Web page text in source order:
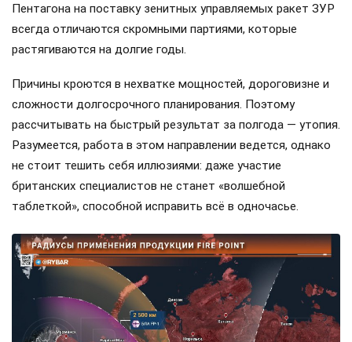
Пентагона на поставку зенитных управляемых ракет ЗУР
всегда отличаются скромными партиями, которые
растягиваются на долгие годы.
Причины кроются в нехватке мощностей, дороговизне и
сложности долгосрочного планирования. Поэтому
рассчитывать на быстрый результат за полгода — утопия.
Разумеется, работа в этом направлении ведется, однако
не стоит тешить себя иллюзиями: даже участие
британских специалистов не станет «волшебной
таблеткой», способной исправить всё в одночасье.